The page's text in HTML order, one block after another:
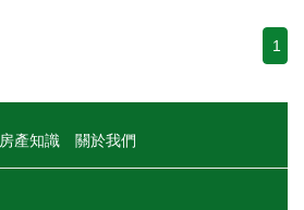
1
房產知識 關於我們